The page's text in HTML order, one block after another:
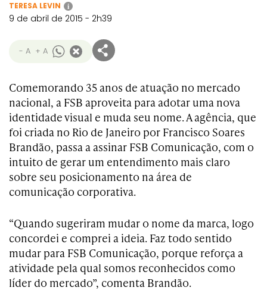
TERESA LEVIN i
9 de abril de 2015 - 2h39
- A + A
Comemorando 35 anos de atuação no mercado
nacional, a FSB aproveita para adotar uma nova
identidade visual e muda seu nome. A agência, que
foi criada no Rio de Janeiro por Francisco Soares
Brandão, passa a assinar FSB Comunicação, com o
intuito de gerar um entendimento mais claro
sobre seu posicionamento na área de
comunicação corporativa.
“Quando sugeriram mudar o nome da marca, logo
concordei e comprei a ideia. Faz todo sentido
mudar para FSB Comunicação, porque reforça a
atividade pela qual somos reconhecidos como
líder do mercado”, comenta Brandão.